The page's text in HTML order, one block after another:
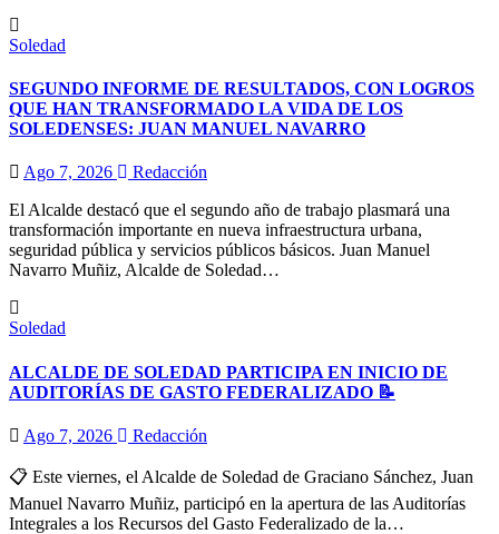
Soledad
SEGUNDO INFORME DE RESULTADOS, CON LOGROS
QUE HAN TRANSFORMADO LA VIDA DE LOS
SOLEDENSES: JUAN MANUEL NAVARRO
Ago 7, 2026
Redacción
El Alcalde destacó que el segundo año de trabajo plasmará una
transformación importante en nueva infraestructura urbana,
seguridad pública y servicios públicos básicos. Juan Manuel
Navarro Muñiz, Alcalde de Soledad…
Soledad
ALCALDE DE SOLEDAD PARTICIPA EN INICIO DE
AUDITORÍAS DE GASTO FEDERALIZADO 📝
Ago 7, 2026 Redacción
📋 Este viernes, el Alcalde de Soledad de Graciano Sánchez, Juan
Manuel Navarro Muñiz, participó en la apertura de las Auditorías
Integrales a los Recursos del Gasto Federalizado de la…